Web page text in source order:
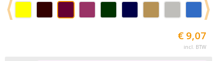
€ 9,07
incl. BTW